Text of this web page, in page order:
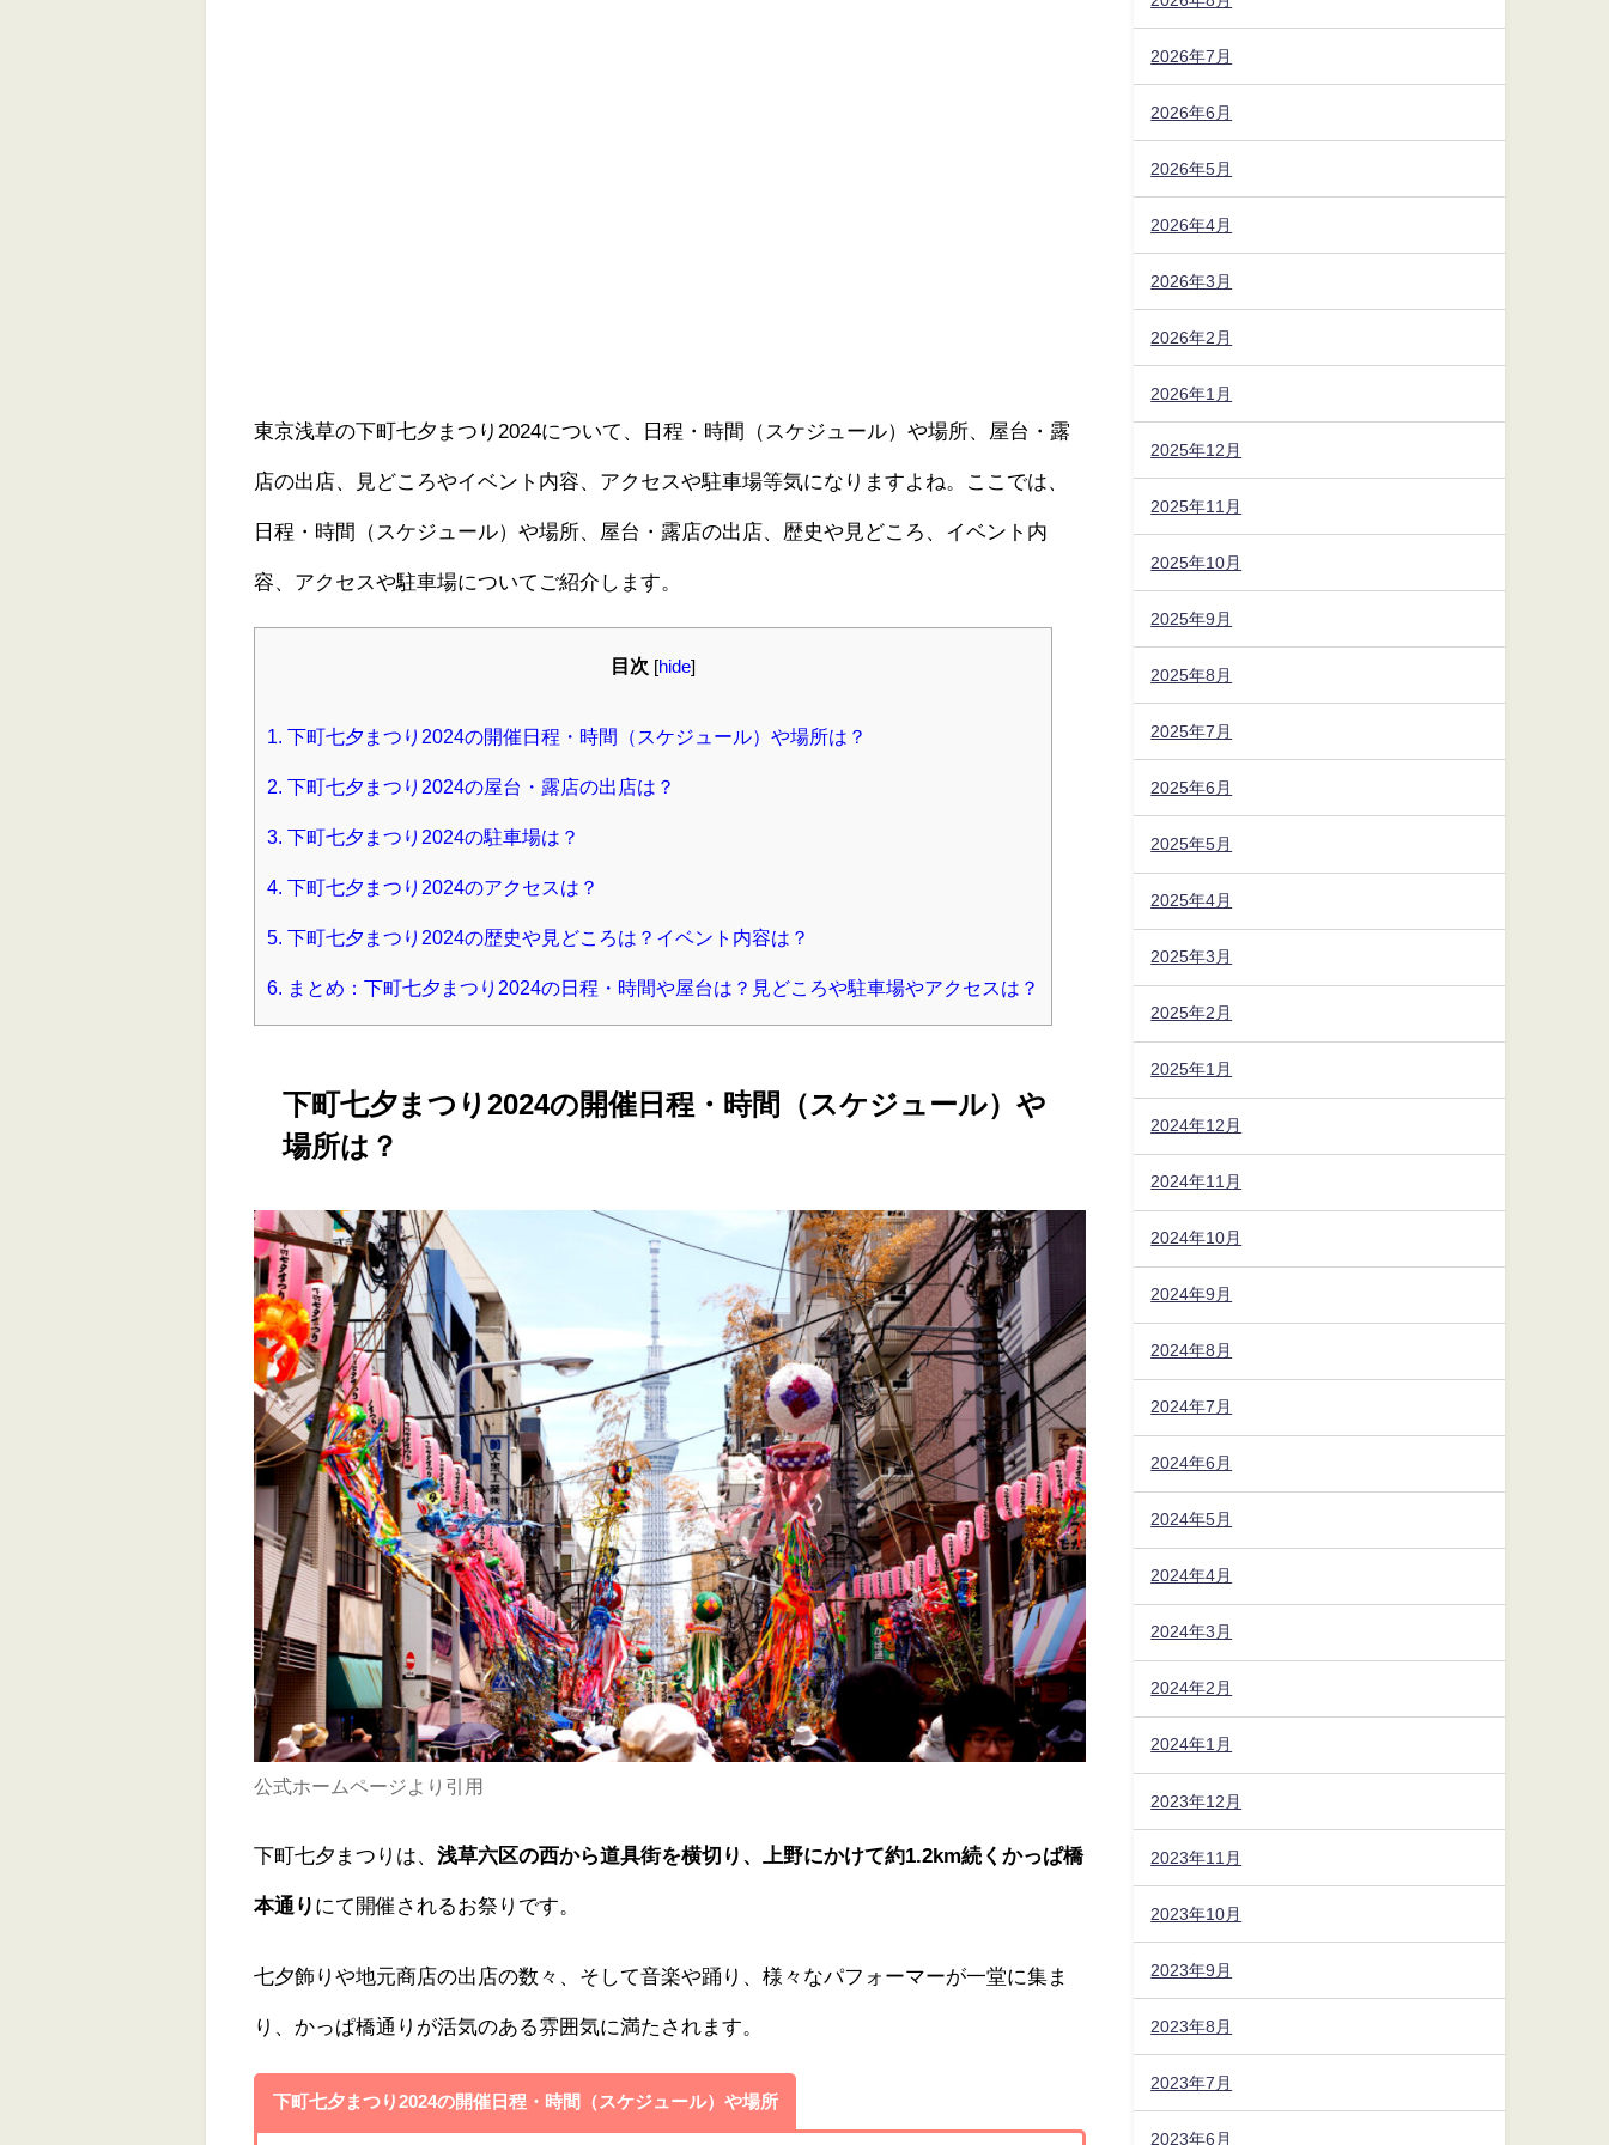
東京浅草の下町七夕まつり2024について、日程・時間（スケジュール）や場所、屋台・露
店の出店、見どころやイベント内容、アクセスや駐車場等気になりますよね。ここでは、
日程・時間（スケジュール）や場所、屋台・露店の出店、歴史や見どころ、イベント内
容、アクセスや駐車場についてご紹介します。
目次 hide
1. 下町七夕まつり2024の開催日程・時間（スケジュール）や場所は？
2. 下町七夕まつり2024の屋台・露店の出店は？
3. 下町七夕まつり2024の駐車場は？
4. 下町七夕まつり2024のアクセスは？
5. 下町七夕まつり2024の歴史や見どころは？イベント内容は？
6. まとめ：下町七夕まつり2024の日程・時間や屋台は？見どころや駐車場やアクセスは？
下町七夕まつり2024の開催日程・時間（スケジュール）や
場所は？
公式ホームページより引用
下町七夕まつりは、浅草六区の西から道具街を横切り、上野にかけて約1.2km続くかっぱ橋
本通り にて開催されるお祭りです。
七夕飾りや地元商店の出店の数々、そして音楽や踊り、様々なパフォーマーが一堂に集ま
り、かっぱ橋通りが活気のある雰囲気に満たされます。
下町七夕まつり2024の開催日程・時間（スケジュール）や場所
2026年7月
2026年6月
2026年5月
2026年4月
2026年3月
2026年2月
2026年1月
2025年12月
2025年11月
2025年10月
2025年9月
2025年8月
2025年7月
2025年6月
2025年5月
2025年4月
2025年3月
2025年2月
2025年1月
2024年12月
2024年11月
2024年10月
2024年9月
2024年8月
2024年7月
2024年6月
2024年5月
2024年4月
2024年3月
2024年2月
2024年1月
2023年12月
2023年11月
2023年10月
2023年9月
2023年8月
2023年7月
2023年6月